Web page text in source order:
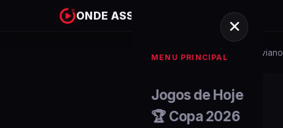
ONDE ASSISTIR
MENU PRINCIPAL
Jogos de Hoje
🏆 Copa 2026
Home/Campeonato-boliviano